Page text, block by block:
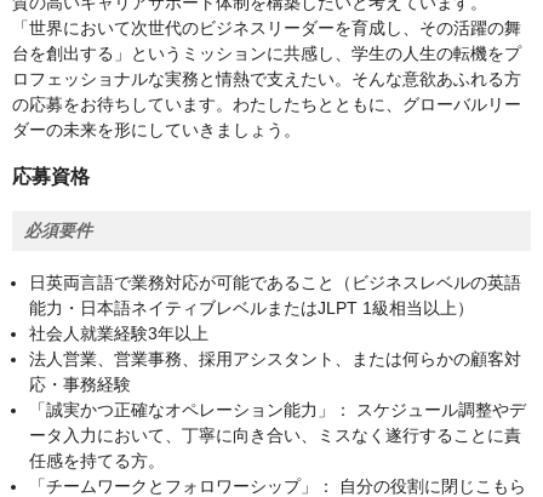
「世界において次世代のビジネスリーダーを育成し、その活躍の舞
台を創出する」というミッションに共感し、学生の人生の転機をプ
ロフェッショナルな実務と情熱で支えたい。そんな意欲あふれる方
の応募をお待ちしています。わたしたちとともに、グローバルリー
ダーの未来を形にしていきましょう。
応募資格
必須要件
日英両言語で業務対応が可能であること（ビジネスレベルの英語
能力・日本語ネイティブレベルまたはJLPT 1級相当以上）
社会人就業経験3年以上
法人営業、営業事務、採用アシスタント、または何らかの顧客対
応・事務経験
「誠実かつ正確なオペレーション能力」： スケジュール調整やデ
ータ入力において、丁寧に向き合い、ミスなく遂行することに責
任感を持てる方。
「チームワークとフォロワーシップ」： 自分の役割に閉じこもら